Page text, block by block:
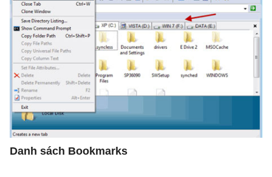
Danh sách Bookmarks